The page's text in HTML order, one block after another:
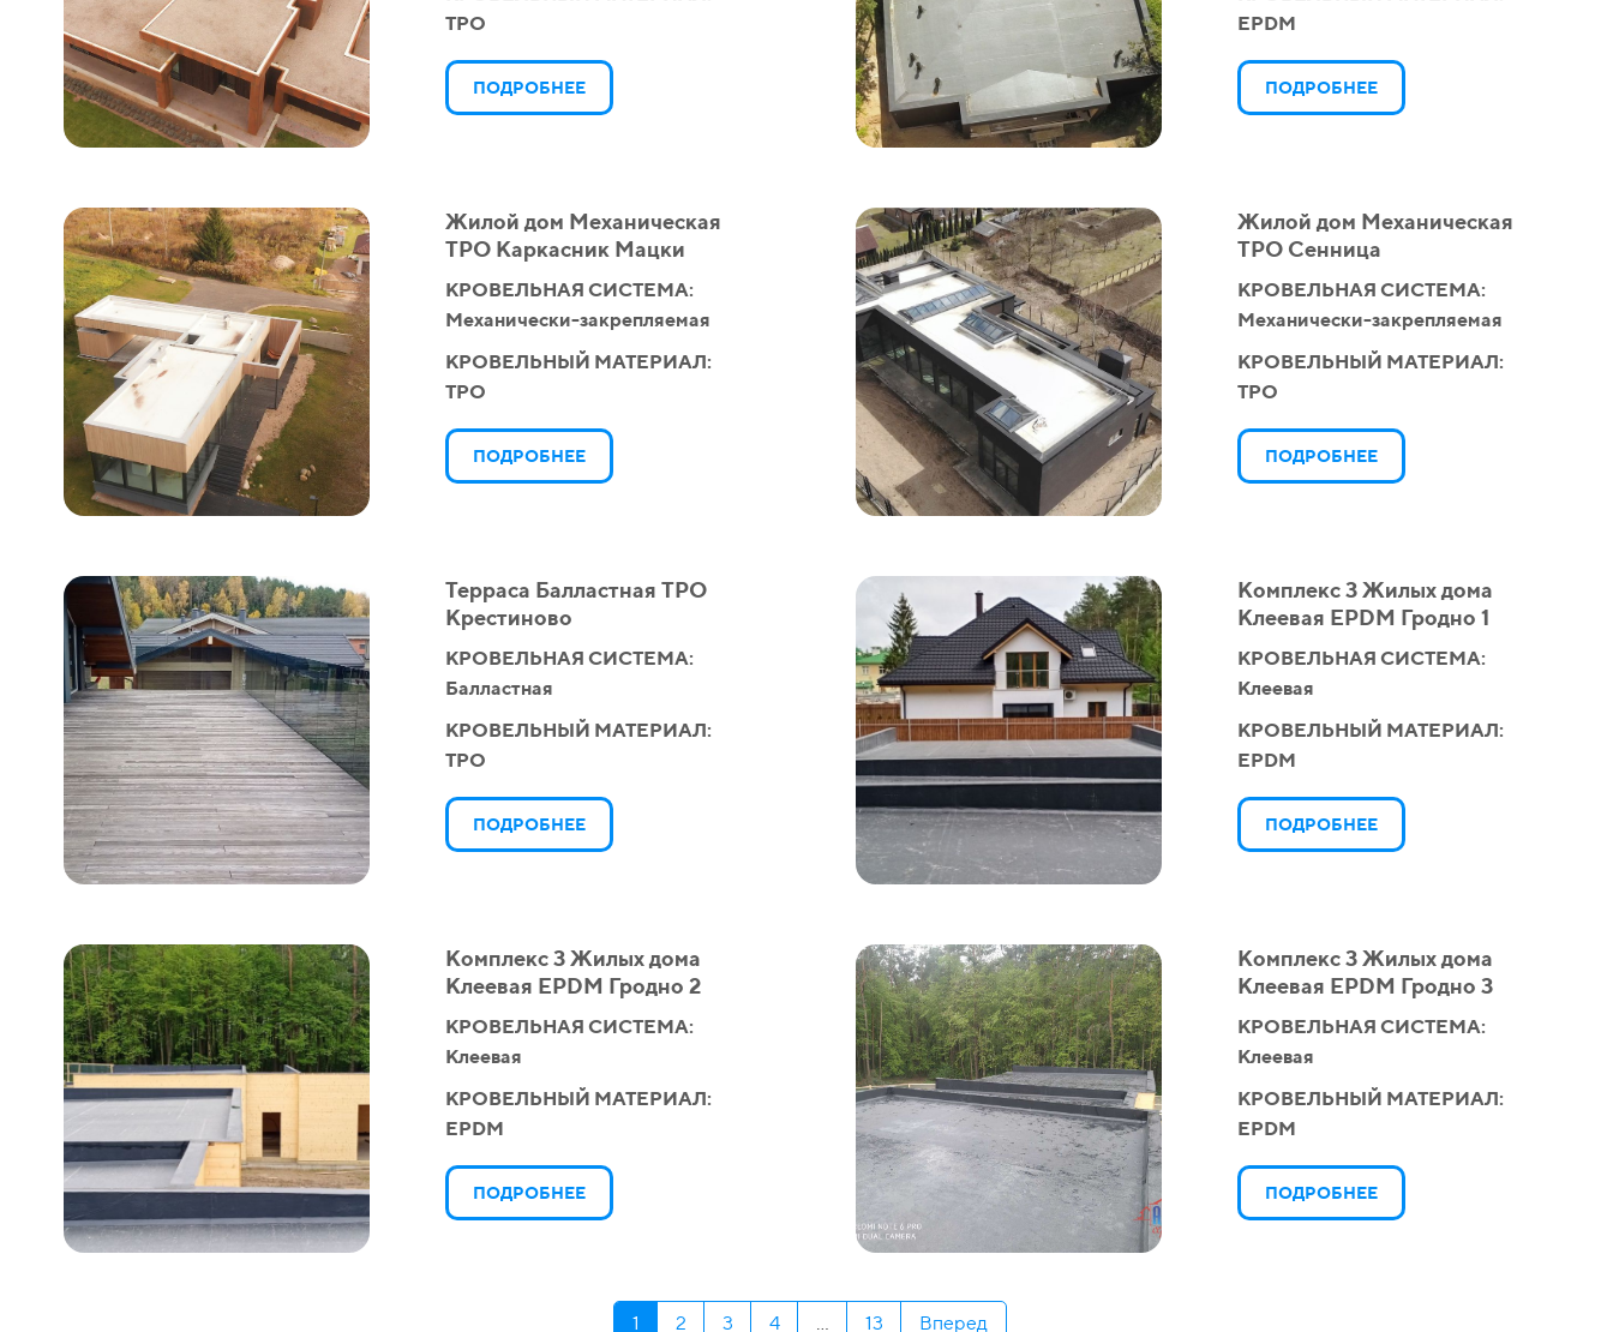
TPO
ПОДРОБНЕЕ
EPDM
ПОДРОБНЕЕ
Жилой дом Механическая
ТPO Каркасник Мацки
КРОВЕЛЬНАЯ СИСТЕМА:
Механически-закрепляемая
КРОВЕЛЬНЫЙ МАТЕРИАЛ:
TPO
ПОДРОБНЕЕ
Жилой дом Механическая
ТPO Сенница
КРОВЕЛЬНАЯ СИСТЕМА:
Механически-закрепляемая
КРОВЕЛЬНЫЙ МАТЕРИАЛ:
TPO
ПОДРОБНЕЕ
Терраса Балластная ТРО
Крестиново
КРОВЕЛЬНАЯ СИСТЕМА:
Балластная
КРОВЕЛЬНЫЙ МАТЕРИАЛ:
TPO
ПОДРОБНЕЕ
Комплекс 3 Жилых дома
Клеевая EPDM Гродно 1
КРОВЕЛЬНАЯ СИСТЕМА:
Клеевая
КРОВЕЛЬНЫЙ МАТЕРИАЛ:
EPDM
ПОДРОБНЕЕ
Комплекс 3 Жилых дома
Клеевая EPDM Гродно 2
КРОВЕЛЬНАЯ СИСТЕМА:
Клеевая
КРОВЕЛЬНЫЙ МАТЕРИАЛ:
EPDM
ПОДРОБНЕЕ
Комплекс 3 Жилых дома
Клеевая EPDM Гродно 3
КРОВЕЛЬНАЯ СИСТЕМА:
Клеевая
КРОВЕЛЬНЫЙ МАТЕРИАЛ:
EPDM
ПОДРОБНЕЕ
1 2 3 4 ... 13 Вперед